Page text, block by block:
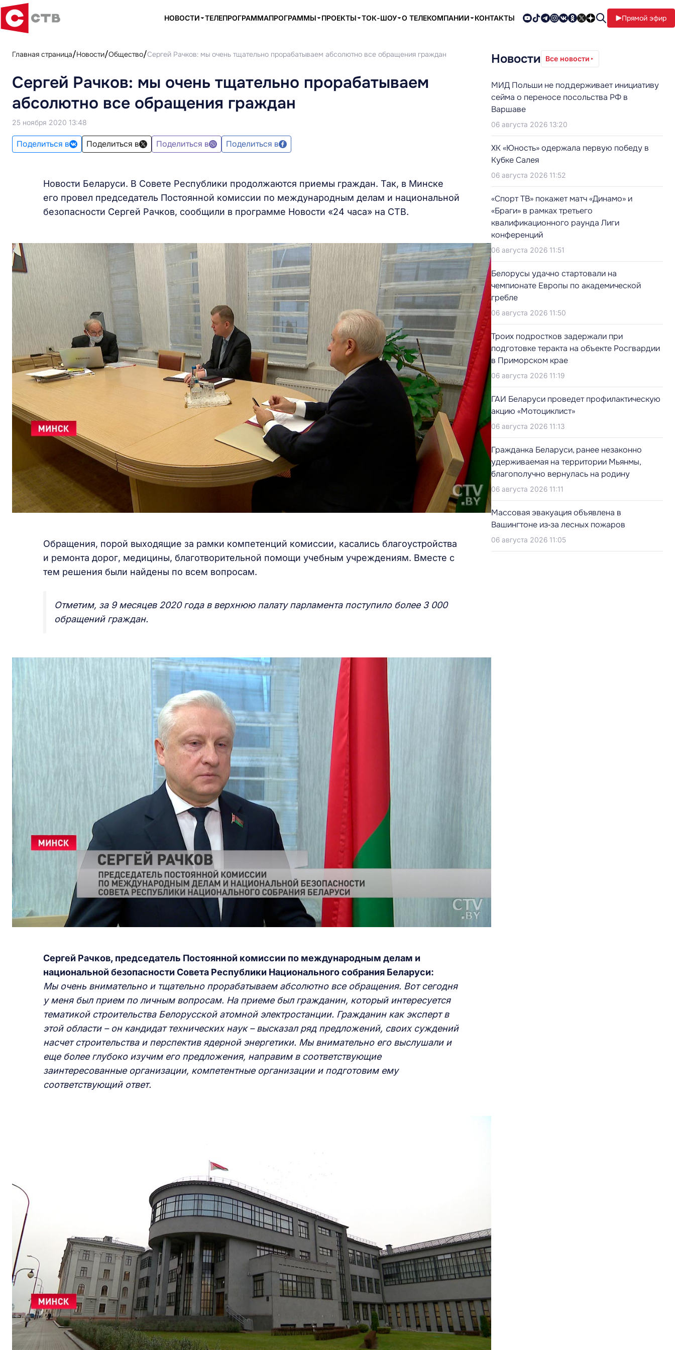
НОВОСТИ ТЕЛЕПРОГРАММАПРОГРАММЫ ПРОЕКТЫ ТОК-ШОУ О ТЕЛЕКОМПАНИИ КОНТАКТЫ Прямой эфир
Главная страница Новости Общество Сергей Рачков: мы очень тщательно прорабатываем абсолютно все обращения граждан
Сергей Рачков: мы очень тщательно прорабатываем
абсолютно все обращения граждан
25 ноября 2020 13:48
Поделиться в Поделиться в Поделиться в Поделиться в
Новости Беларуси. В Совете Республики продолжаются приемы граждан. Так, в Минске
его провел председатель Постоянной комиссии по международным делам и национальной
безопасности Сергей Рачков, сообщили в программе Новости «24 часа» на СТВ.
Обращения, порой выходящие за рамки компетенций комиссии, касались благоустройства
и ремонта дорог, медицины, благотворительной помощи учебным учреждениям. Вместе с
тем решения были найдены по всем вопросам.
Отметим, за 9 месяцев 2020 года в верхнюю палату парламента поступило более 3 000
обращений граждан.
Сергей Рачков, председатель Постоянной комиссии по международным делам и
национальной безопасности Совета Республики Национальногособрания Беларуси:
Мы очень внимательно и тщательно прорабатываем абсолютно все обращения. Вот сегодня
у меня был прием по личным вопросам. На приеме был гражданин, который интересуется
тематикой строительства Белорусской атомной электростанции. Гражданин как эксперт в
этой области – онкандидат технических наук–высказал ряд предложений, своих суждений
насчет строительства и перспектив ядерной энергетики. Мывнимательно его выслушали и
еще более глубоко изучим его предложения, направим в соответствующие
заинтересованныеорганизации, компетентные организациии подготовим ему
соответствующий ответ.
Новости Все новости
МИД Польши не поддерживает инициативу
сейма о переносе посольства РФ в
Варшаве
06 августа 2026 13:20
ХК «Юность» одержала первую победу в
Кубке Салея
06 августа 2026 11:52
«Спорт ТВ» покажет матч «Динамо» и
«Браги» в рамках третьего
квалификационного раунда Лиги
конференций
06 августа 2026 11:51
Белорусы удачно стартовали на
чемпионате Европы по академической
гребле
06 августа 2026 11:50
Троих подростков задержали при
подготовке теракта на объекте Росгвардии
в Приморском крае
06 августа 2026 11:19
ГАИ Беларуси проведет профилактическую
акцию «Мотоциклист»
06 августа 2026 11:13
Гражданка Беларуси, ранее незаконно
удерживаемая на территории Мьянмы,
благополучно вернулась на родину
06 августа 2026 11:11
Массовая эвакуация объявлена в
Вашингтоне из‑за лесных пожаров
06 августа 2026 11:05